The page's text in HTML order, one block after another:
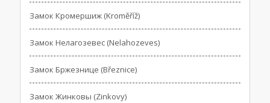
Замок Кромершиж (Kroměříž)
Замок Нелагозевес (Nelahozeves)
Замок Бржезнице (Březnice)
Замок Жинковы (Zinkovy)